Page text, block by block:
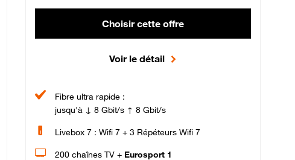
Choisir cette offre
Voir le détail
Fibre ultra rapide :
jusqu'à ↓ 8 Gbit/s ↑ 8 Gbit/s
Livebox 7 : Wifi 7 + 3 Répéteurs Wifi 7
200 chaînes TV + Eurosport 1